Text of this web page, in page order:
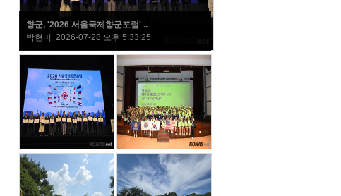
향군, '2026 서울국제향군포럼' ..
박현미 2026-07-28 오후 5:33:25